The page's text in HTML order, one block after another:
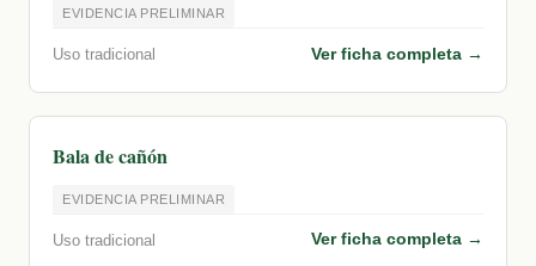
EVIDENCIA PRELIMINAR
Uso tradicional Ver ficha completa →
Bala de cañón
EVIDENCIA PRELIMINAR
Uso tradicional Ver ficha completa →